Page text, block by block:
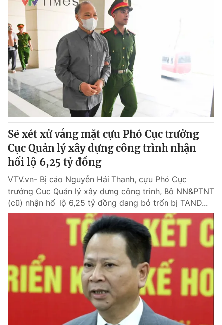
Sẽ xét xử vắng mặt cựu Phó Cục trưởng
Cục Quản lý xây dựng công trình nhận
hối lộ 6,25 tỷ đồng
VTV.vn- Bị cáo Nguyễn Hải Thanh, cựu Phó Cục
trưởng Cục Quản lý xây dựng công trình, Bộ NN&PTNT
(cũ) nhận hối lộ 6,25 tỷ đồng đang bỏ trốn bị TAND...